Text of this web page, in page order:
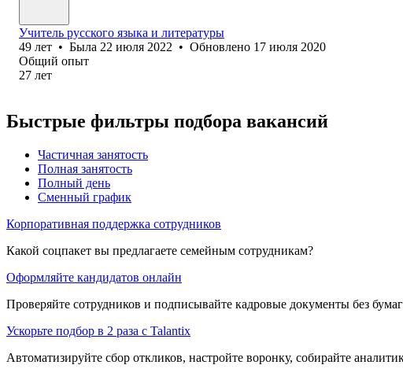
Учитель русского языка и литературы
49 лет • Была 22 июля 2022 • Обновлено 17 июля 2020
Общий опыт
27 лет
Быстрые фильтры подбора вакансий
Частичная занятость
Полная занятость
Полный день
Сменный график
Корпоративная поддержка сотрудников
Какой соцпакет вы предлагаете семейным сотрудникам?
Оформляйте кандидатов онлайн
Проверяйте сотрудников и подписывайте кадровые документы без
Ускорьте подбор в 2 раза с Talantix
Автоматизируйте сбор откликов, настройте воронку, собирайте